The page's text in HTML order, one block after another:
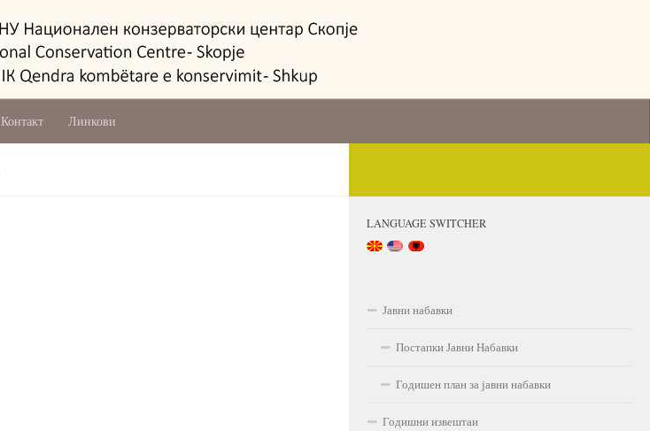
Контакт Линкови
LANGUAGE SWITCHER
Јавни набавки
Постапки Јавни Набавки
Годишен план за јавни набавки
Годишни извештаи